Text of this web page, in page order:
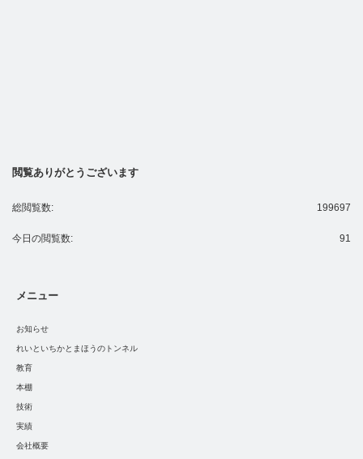
閲覧ありがとうございます
199697
総閲覧数:
91
今日の閲覧数:
メニュー
お知らせ
れいといちかとまほうのトンネル
教育
本棚
技術
実績
会社概要